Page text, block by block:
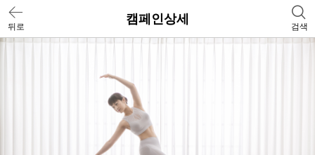
뒤로
캠페인상세
검색